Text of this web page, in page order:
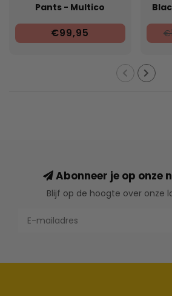
Pants - Multico
€99,95
Abonneer je op onze
Blijf op de hoogte over onze